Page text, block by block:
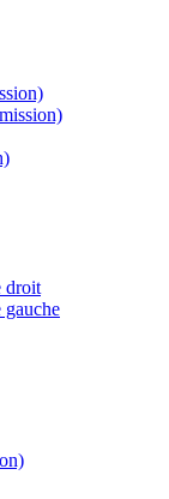
droit
gauche